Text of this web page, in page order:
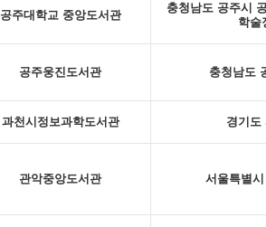
공주대학교 중앙도서관
충청남도 공주시
학술
공주웅진도서관 충청남도
과천시정보과학도서관 경기도
관악중앙도서관 서울특별